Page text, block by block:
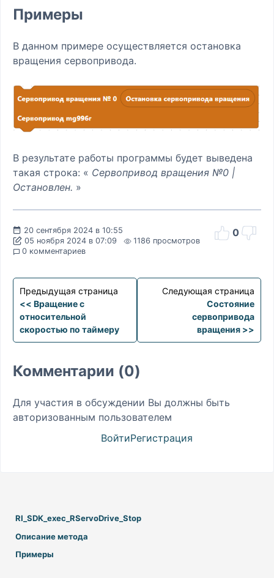
Примеры
В данном примере осуществляется остановка
вращения сервопривода.
В результате работы программы будет выведена
такая строка: « Сервопривод вращения №0 |
Остановлен. »
20 сентября 2024 в 10:55
05 ноября 2024 в 07:09
1186 просмотров
0 комментариев
0
Предыдущая страница
<< Вращение с
относительной
скоростью по таймеру
Следующая страница
Состояние
сервопривода
вращения >>
Комментарии (0)
Для участия в обсуждении Вы должны быть
авторизованным пользователем
ВойтиРегистрация
RI_SDK_exec_RServoDrive_Stop
Описание метода
Примеры